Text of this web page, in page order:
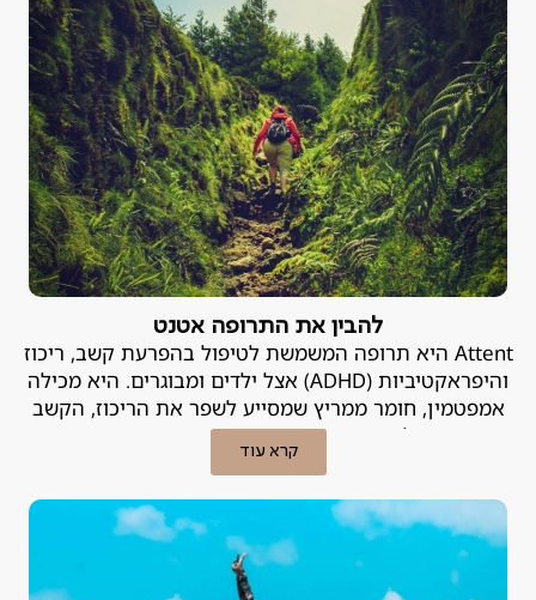
להבין את התרופה אטנט
Attent היא תרופה המשמשת לטיפול בהפרעת קשב, ריכוז
והיפראקטיביות (ADHD) אצל ילדים ומבוגרים. היא מכילה
אמפטמין, חומר ממריץ שמסייע לשפר את הריכוז, הקשב
והשליטה בדחפים. פסיכיאטר פרטי מסביר.
קרא עוד